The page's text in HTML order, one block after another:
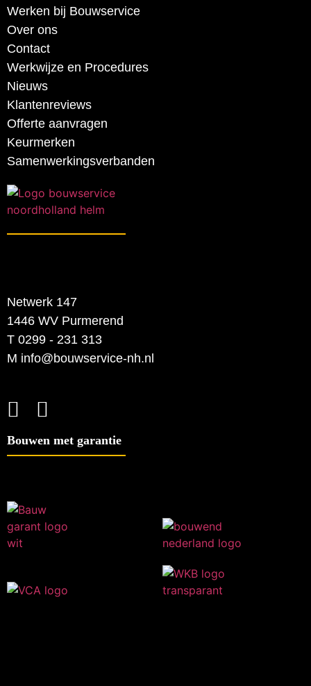
Werken bij Bouwservice
Over ons
Contact
Werkwijze en Procedures
Nieuws
Klantenreviews
Offerte aanvragen
Keurmerken
Samenwerkingsverbanden
Netwerk 147
1446 WV Purmerend
T 0299 - 231 313
M info@bouwservice-nh.nl
Bouwen met garantie